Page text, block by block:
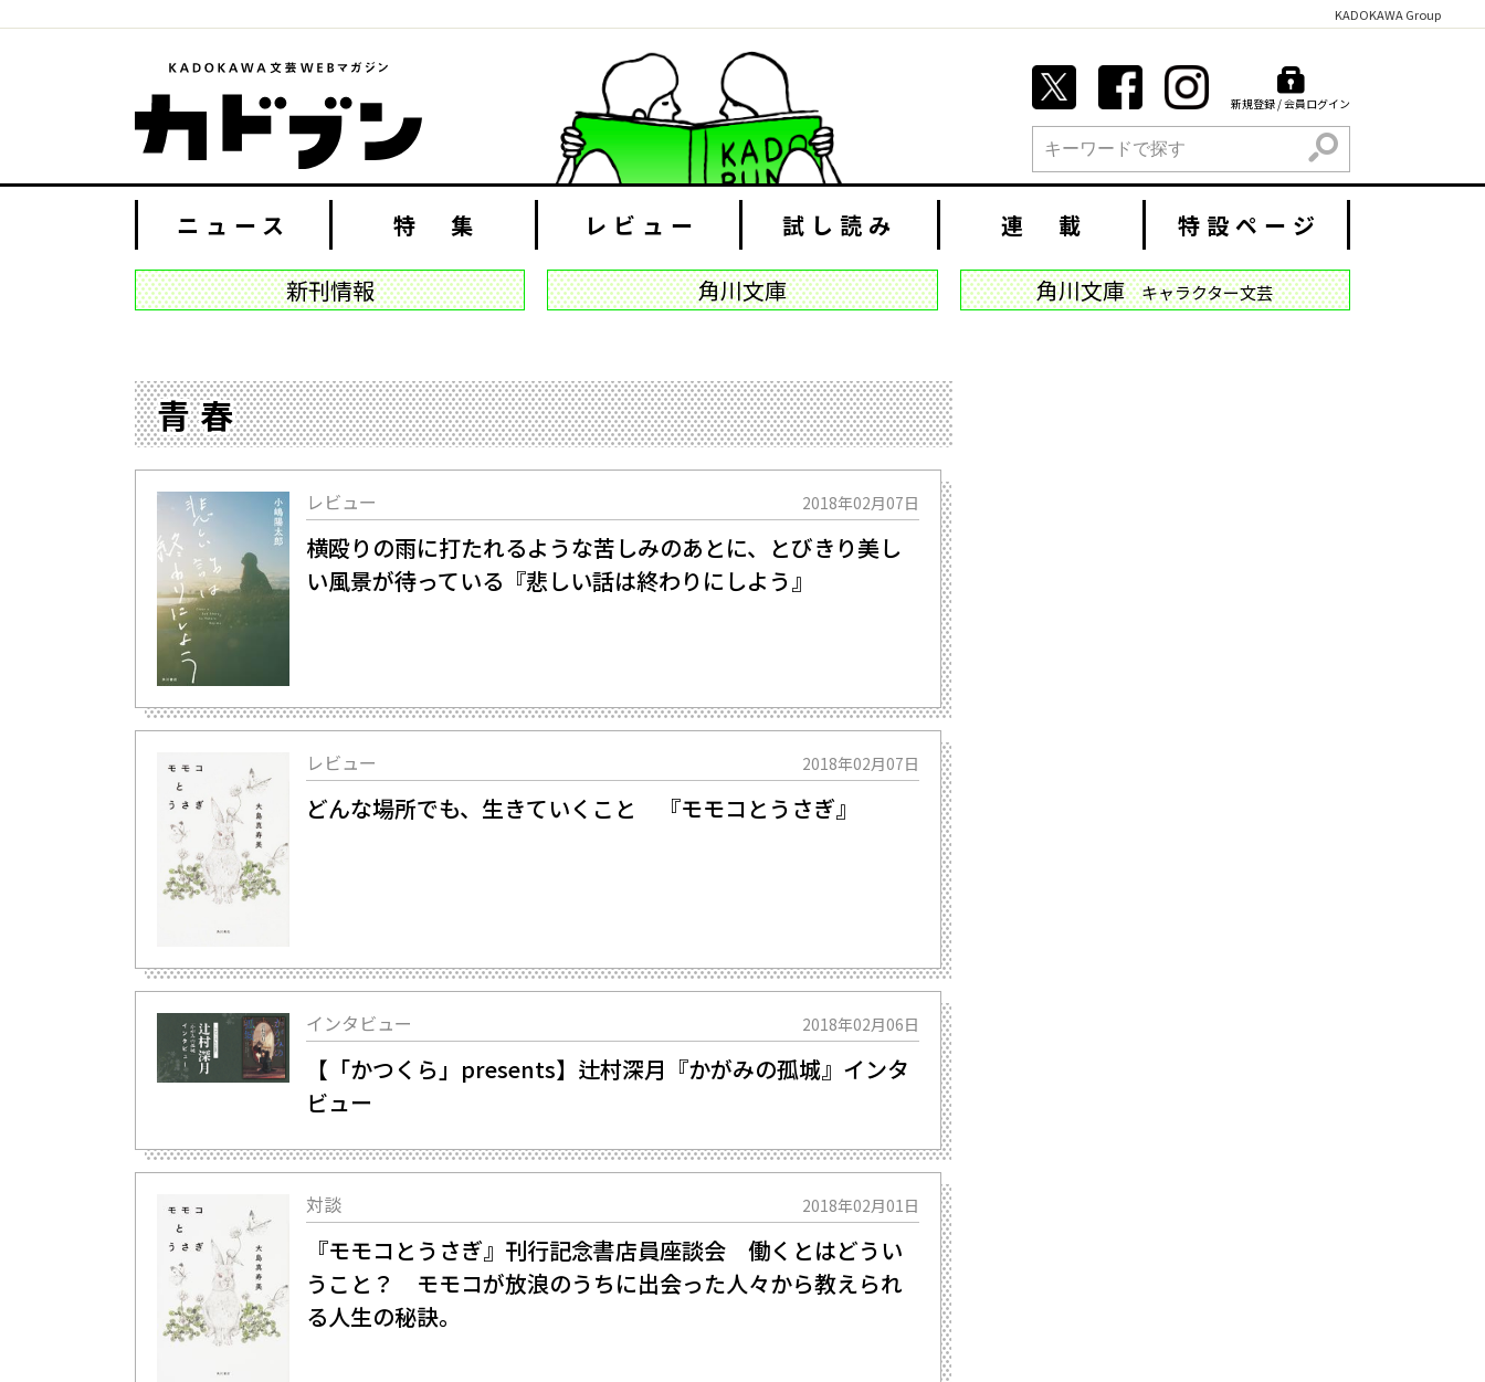
KADOKAWA Group
新規登録 / 会員ログイン
検索
ニュース 特 集 レビュー 試し読み 連 載 特設ページ
新刊情報 角川文庫 角川文庫 キャラクター文芸
青春
レビュー 2018年02月07日
横殴りの雨に打たれるような苦しみのあとに、とびきり美し
い風景が待っている『悲しい話は終わりにしよう』
レビュー 2018年02月07日
どんな場所でも、生きていくこと 『モモコとうさぎ』
インタビュー 2018年02月06日
【「かつくら」presents】辻村深月『かがみの孤城』インタ
ビュー
対談 2018年02月01日
『モモコとうさぎ』刊行記念書店員座談会 働くとはどうい
うこと？ モモコが放浪のうちに出会った人々から教えられ
る人生の秘訣。